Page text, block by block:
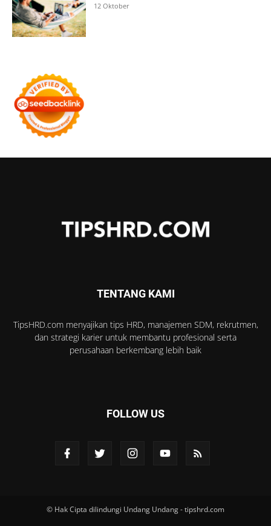
12 Oktober
TENTANG KAMI
TipsHRD.com menyajikan tips HRD, manajemen SDM, rekrutmen,
dan strategi karier untuk membantu profesional serta
perusahaan berkembang lebih baik
FOLLOW US
© Hak Cipta dilindungi Undang Undang - tipshrd.com